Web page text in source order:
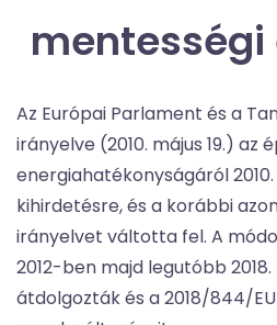
Az Európai Parlament és a
irányelve (2010. május 19.) az
energiahatékonyságáról
kihirdetésre, és a korábbi
irányelvet váltotta fel. A
2012-ben majd legutóbb
átdolgozták és a 2018/844/